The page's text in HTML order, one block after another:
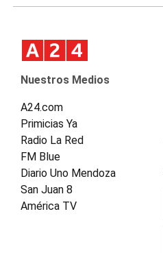
Nuestros Medios
A24.com
Primicias Ya
Radio La Red
FM Blue
Diario Uno Mendoza
San Juan 8
América TV